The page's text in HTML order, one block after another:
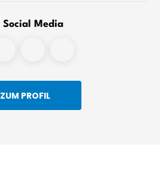
Social Media
ZUM PROFIL